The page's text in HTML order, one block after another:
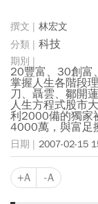
林宏文
科技
20豐富、30創富
掌握人生各階段
刀、聶雲、鄒開
人生方程式股市
利2000備的獨家
4000萬，與富足
2007-02-15
+A -A